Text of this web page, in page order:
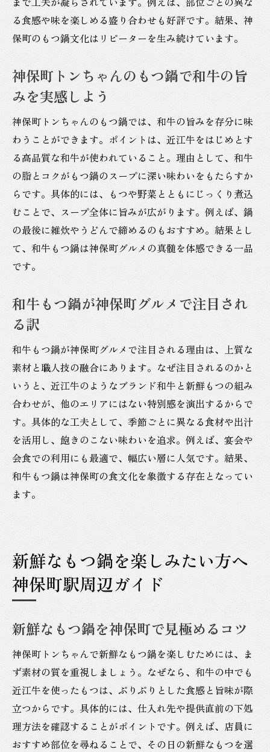
アクセス便利な神保町エリアで鍋料理を体
感
神保町駅界隈で快適にもつ鍋を楽しむ秘訣
近江牛もつ鍋を神保町で美味しく食べる工
夫
神保町駅周辺で和牛もつ鍋を最高に味わう
方法
肉もつ屋流・もつ鍋の美味しい食べ方を解
説
新鮮もつと和牛の絶品鍋を神保町で楽しも
う
神保町で味わうもつ鍋の食べ方を伝授
和牛好き必見のもつ鍋を神保町で満喫する
る食感や味を楽しめる盛り合わせも好評です。結果、神
保町のもつ鍋文化はリピーターを生み続けています。
神保町トンちゃんのもつ鍋で和牛の旨
みを実感しよう
神保町トンちゃんのもつ鍋では、和牛の旨みを存分に味
わうことができます。ポイントは、近江牛をはじめとす
る高品質な和牛が使われていること。理由として、和牛
の脂とコクがもつ鍋のスープに深い味わいをもたらすか
らです。具体的には、もつや野菜とともにじっくり煮込
むことで、スープ全体に旨みが広がります。例えば、鍋
の最後に雑炊やうどんで締めるのもおすすめ。結果とし
て、和牛もつ鍋は神保町グルメの真髄を体感できる一品
です。
和牛もつ鍋が神保町グルメで注目され
る訳
和牛もつ鍋が神保町グルメで注目される理由は、上質な
素材と職人技の融合にあります。なぜ注目されるのかと
いうと、近江牛のようなブランド和牛と新鮮もつの組み
合わせが、他のエリアにはない特別感を演出するからで
す。具体的な工夫として、季節ごとに異なる食材や出汁
を活用し、飽きのこない味わいを追求。例えば、宴会や
会食での利用にも最適で、幅広い層に人気です。結果、
和牛もつ鍋は神保町の食文化を象徴する存在となってい
ます。
新鮮なもつ鍋を楽しみたい方へ
神保町駅周辺ガイド
新鮮なもつ鍋を神保町で見極めるコツ
神保町トンちゃんで新鮮なもつ鍋を楽しむためには、ま
ず素材の質を重視しましょう。なぜなら、和牛の中でも
近江牛を使ったもつは、ぷりぷりとした食感と旨味が際
立つからです。具体的には、仕入れ先や提供直前の下処
理方法を確認することがポイントです。例えば、店員に
おすすめ部位を尋ねることで、その日の新鮮なもつを選